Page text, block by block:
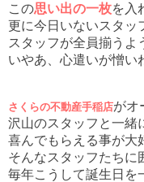
この思い出の一枚を入
更に今日いないスタッ
スタッフが全員揃うよ
いやあ、心遣いが憎い
さくらの不動産手稲店がオ
沢山のスタッフと一緒
喜んでもらえる事が大
そんなスタッフたちに
毎年こうして誕生日を